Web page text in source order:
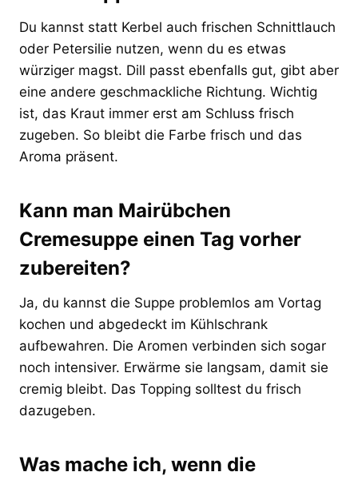
Du kannst statt Kerbel auch frischen Schnittlauch
oder Petersilie nutzen, wenn du es etwas
würziger magst. Dill passt ebenfalls gut, gibt aber
eine andere geschmackliche Richtung. Wichtig
ist, das Kraut immer erst am Schluss frisch
zugeben. So bleibt die Farbe frisch und das
Aroma präsent.
Kann man Mairübchen
Cremesuppe einen Tag vorher
zubereiten?
Ja, du kannst die Suppe problemlos am Vortag
kochen und abgedeckt im Kühlschrank
aufbewahren. Die Aromen verbinden sich sogar
noch intensiver. Erwärme sie langsam, damit sie
cremig bleibt. Das Topping solltest du frisch
dazugeben.
Was mache ich, wenn die